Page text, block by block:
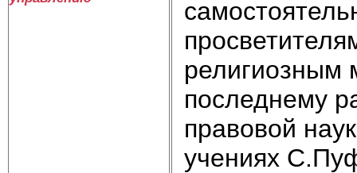
религиозным
последнему
правовой
учениях